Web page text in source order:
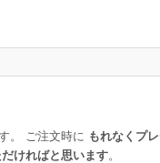
。 ご注文時に もれなくプ
ければと思います。